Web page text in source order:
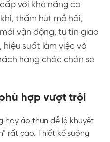
với khả năng co
thấm hút mồ hôi,
vận động, tự tin giao
hiệu suất làm việc và
hàng chắc chắn sẽ
hợp vượt trội
hay áo thun dễ lộ khuyết
rất cao. Thiết kế suông